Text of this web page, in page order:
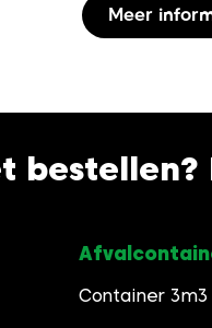
Meer
bestellen?
Container 3m3